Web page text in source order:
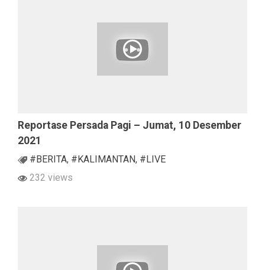
Reportase Persada Pagi – Jumat, 10 Desember
2021
#BERITA, #KALIMANTAN, #LIVE
232 views